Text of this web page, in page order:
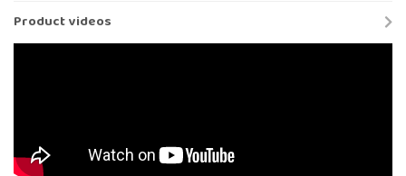
Product videos